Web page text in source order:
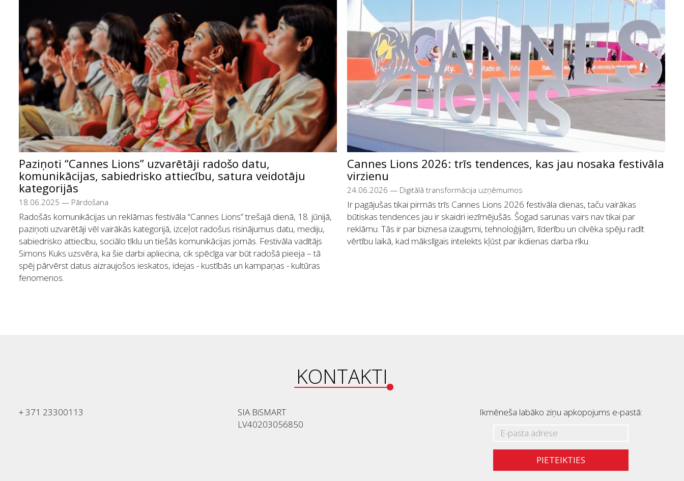
Paziņoti “Cannes Lions” uzvarētāji radošo datu,
komunikācijas, sabiedrisko attiecību, satura veidotāju
kategorijās
18.06.2025 — Pārdošana
Radošās komunikācijas un reklāmas festivāla “Cannes Lions” trešajā dienā, 18. jūnijā,
paziņoti uzvarētāji vēl vairākās kategorijā, izceļot radošus risinājumus datu, mediju,
sabiedrisko attiecību, sociālo tīklu un tiešās komunikācijas jomās. Festivāla vadītājs
Simons Kuks uzsvēra, ka šie darbi apliecina, cik spēcīga var būt radošā pieeja – tā
spēj pārvērst datus aizraujošos ieskatos, idejas - kustībās un kampaņas - kultūras
fenomenos.
Cannes Lions 2026: trīs tendences, kas jau nosaka festivāla
virzienu
24.06.2026 — Digitālā transformācija uzņēmumos
Ir pagājušas tikai pirmās trīs Cannes Lions 2026 festivāla dienas, taču vairākas
būtiskas tendences jau ir skaidri iezīmējušās. Šogad sarunas vairs nav tikai par
reklāmu. Tās ir par biznesa izaugsmi, tehnoloģijām, līderību un cilvēka spēju radīt
vērtību laikā, kad mākslīgais intelekts kļūst par ikdienas darba rīku.
KONTAKTI
+ 371 23300113
SIA BiSMART
LV40203056850
Ikmēneša labāko ziņu apkopojums e-pastā:
PIETEIKTIES